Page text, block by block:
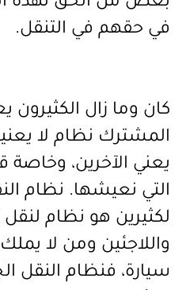
في حقهم في التنقل.
كان وما زال الكثيرون
المشترك نظام لا
يعني الآخرين، وخاصة
التي نعيشها. نظام
لكثيرين هو نظام
واللاجئين ومن لا
سيارة، فنظام النقل